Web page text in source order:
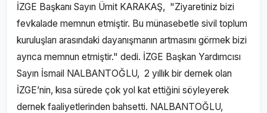
İZGE Başkanı Sayın Ümit KARAKAŞ, "Ziyaretiniz bizi
fevkalade memnun etmiştir. Bu münasebetle sivil toplum
kuruluşları arasındaki dayanışmanın artmasını görmek bizi
ayrıca memnun etmiştir." dedi. İZGE Başkan Yardımcısı
Sayın İsmail NALBANTOĞLU, 2 yıllık bir dernek olan
İZGE’nin, kısa sürede çok yol kat ettiğini söyleyerek
dernek faaliyetlerinden bahsetti. NALBANTOĞLU,